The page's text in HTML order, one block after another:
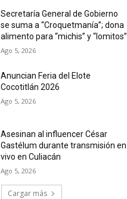
Secretaría General de Gobierno
se suma a “Croquetmanía”; dona
alimento para “michis” y “lomitos”
Ago 5, 2026
Anuncian Feria del Elote
Cocotitlán 2026
Ago 5, 2026
Asesinan al influencer César
Gastélum durante transmisión en
vivo en Culiacán
Ago 5, 2026
Cargar más